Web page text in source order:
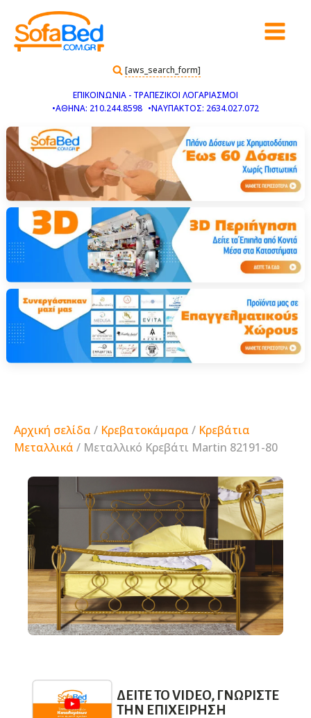
[aws_search_form]
ΕΠΙΚΟΙΝΩΝΙΑ - ΤΡΑΠΕΖΙΚΟΙ ΛΟΓΑΡΙΑΣΜΟΙ
•ΑΘΗΝΑ: 210.244.8598 •ΝΑΥΠΑΚΤΟΣ: 2634.027.072
Αρχική σελίδα / Κρεβατοκάμαρα / Κρεβάτια
Μεταλλικά / Μεταλλικό Κρεβάτι Martin 82191-80
ΔΕΊΤΕ ΤΟ VIDEO, ΓΝΩΡΊΣΤΕ
ΤΗΝ ΕΠΙΧΕΊΡΗΣΗ